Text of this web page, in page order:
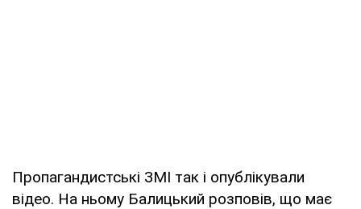
Пропагандистські ЗМІ так і опублікували
відео. На ньому Балицький розповів, що має